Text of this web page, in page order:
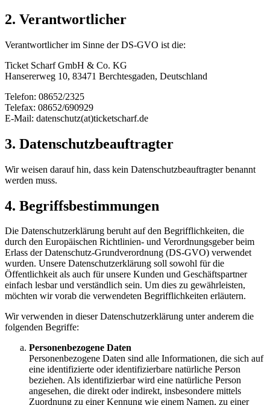
2. Verantwortlicher
Verantwortlicher im Sinne der DS-GVO ist die:
Ticket Scharf GmbH & Co. KG
Hansererweg 10, 83471 Berchtesgaden, Deutschland
Telefon: 08652/2325
Telefax: 08652/690929
E-Mail: datenschutz(at)ticketscharf.de
3. Datenschutzbeauftragter
Wir weisen darauf hin, dass kein Datenschutzbeauftragter benannt
werden muss.
4. Begriffsbestimmungen
Die Datenschutzerklärung beruht auf den Begrifflichkeiten, die
durch den Europäischen Richtlinien- und Verordnungsgeber beim
Erlass der Datenschutz-Grundverordnung (DS-GVO) verwendet
wurden. Unsere Datenschutzerklärung soll sowohl für die
Öffentlichkeit als auch für unsere Kunden und Geschäftspartner
einfach lesbar und verständlich sein. Um dies zu gewährleisten,
möchten wir vorab die verwendeten Begrifflichkeiten erläutern.
Wir verwenden in dieser Datenschutzerklärung unter anderem die
folgenden Begriffe:
Personenbezogene Daten
Personenbezogene Daten sind alle Informationen, die sich auf
eine identifizierte oder identifizierbare natürliche Person
beziehen. Als identifizierbar wird eine natürliche Person
angesehen, die direkt oder indirekt, insbesondere mittels
Zuordnung zu einer Kennung wie einem Namen, zu einer